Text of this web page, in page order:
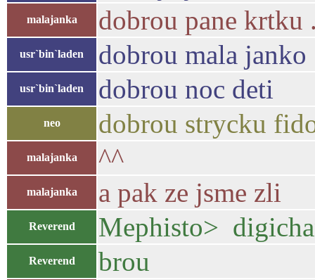
malajanka dobrou pane krtku
usr`bin`laden dobrou mala janko
usr`bin`laden dobrou noc deti
neo dobrou strycku
malajanka ^^
malajanka a pak ze jsme zli
Reverend Mephisto>
Reverend brou